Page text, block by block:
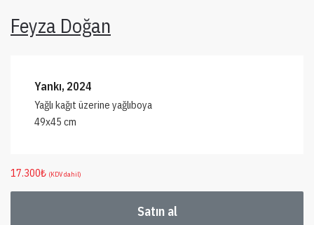
Feyza Doğan
Yankı, 2024
Yağlı kağıt üzerine yağlıboya
49x45 cm
17.300₺ (KDV dahil)
Satın al